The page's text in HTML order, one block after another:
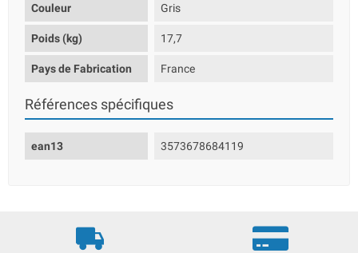
Couleur Gris
Poids (kg) 17,7
Pays de Fabrication France
Références spécifiques
ean13 3573678684119